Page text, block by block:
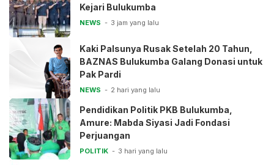
Kejari Bulukumba
NEWS 3 jam yang lalu
Kaki Palsunya Rusak Setelah 20 Tahun,
BAZNAS Bulukumba Galang Donasi untuk
Pak Pardi
NEWS 2 hari yang lalu
Pendidikan Politik PKB Bulukumba,
Amure: Mabda Siyasi Jadi Fondasi
Perjuangan
POLITIK 3 hari yang lalu